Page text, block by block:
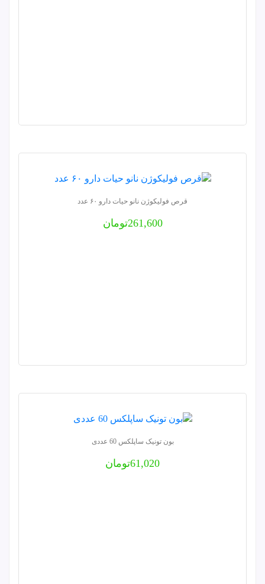
قرص فولیکوژن نانو حیات دارو ۶۰ عدد
261,600تومان
بون تونیک ساپلکس 60 عددی
61,020تومان